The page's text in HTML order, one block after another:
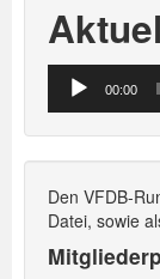
Audio-
Player
00:00
Den VFDB-
Datei, sowie